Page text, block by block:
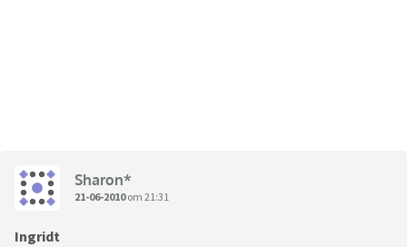
Sharon*
21-06-2010om 21:31
Ingridt